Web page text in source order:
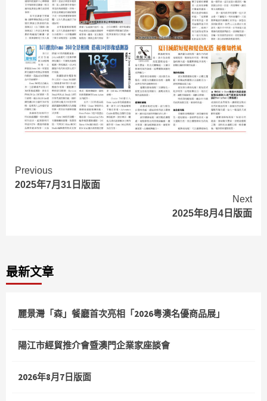
Continue
Reading
Previous
2025年7月31日版面
Next
2025年8月4日版面
最新文章
麗景灣「森」餐廳首次亮相「2026粵澳名優商品展」
陽江市經貿推介會暨澳門企業家座談會
2026年8月7日版面